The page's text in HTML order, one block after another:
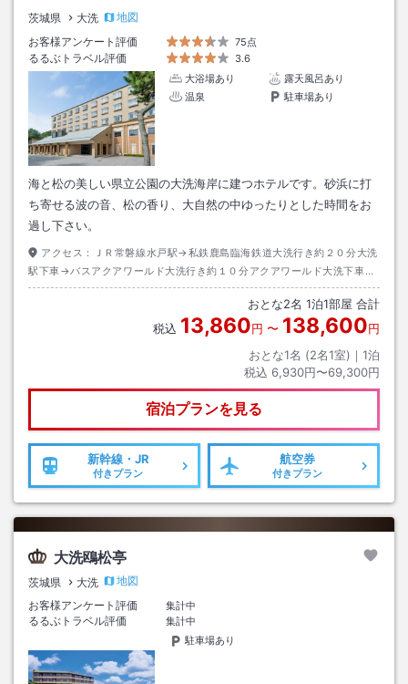
茨城県 大洗
地図
お客様アンケート評価
75点
るるぶトラベル評価
3.6
大浴場あり
露天風呂あり
温泉
駐車場あり
海と松の美しい県立公園の大洗海岸に建つホテルです。砂浜に打
ち寄せる波の音、松の香り、大自然の中ゆったりとした時間をお
過し下さい。
アクセス：
ＪＲ常磐線水戸駅→私鉄鹿島臨海鉄道大洗行き約２０分大洗
駅下車→バスアクアワールド大洗行き約１０分アクアワールド大洗下車→
徒歩約３分
おとな2名 1泊1部屋 合計
税込 13,860円 〜 138,600円
おとな1名 (2名1室)｜ 1泊
税込 6,930円〜69,300円
宿泊プランを見る
新幹線・JR
付きプラン
航空券
付きプラン
大洗鴎松亭
茨城県 大洗
地図
お客様アンケート評価
集計中
るるぶトラベル評価
集計中
駐車場あり